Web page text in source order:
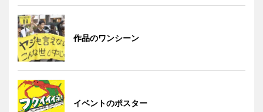
作品のワンシーン
イベントのポスター